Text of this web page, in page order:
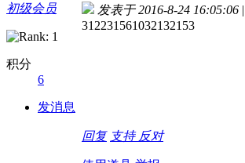
初级会员
积分
6
发消息
发表于 2016-8-24 16:05:06 |
312231561032132153
回复 支持 反对